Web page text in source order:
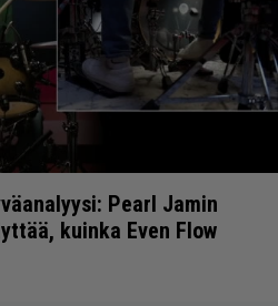
Pearl Jamin
kuinka Even Flow